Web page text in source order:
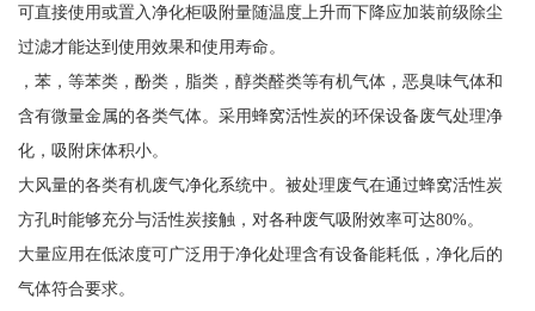
可直接使用或置入净化柜吸附量随温度上升而下降应加装前级除尘
过滤才能达到使用效果和使用寿命。
，苯，等苯类，酚类，脂类，醇类醛类等有机气体，恶臭味气体和
含有微量金属的各类气体。采用蜂窝活性炭的环保设备废气处理净
化，吸附床体积小。
大风量的各类有机废气净化系统中。被处理废气在通过蜂窝活性炭
方孔时能够充分与活性炭接触，对各种废气吸附效率可达80%。
大量应用在低浓度可广泛用于净化处理含有设备能耗低，净化后的
气体符合要求。